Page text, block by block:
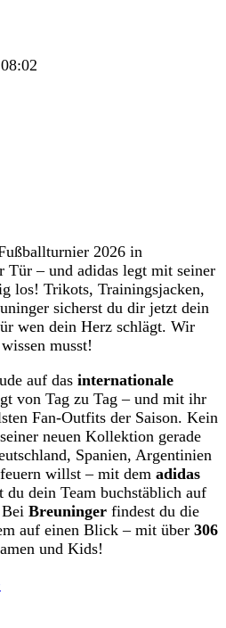
2026 in
Tür – und adidas legt mit seiner
los! Trikots, Trainingsjacken,
sicherst du dir jetzt dein
wen dein Herz schlägt. Wir
musst!
auf das internationale
von Tag zu Tag – und mit ihr
Fan-Outfits der Saison. Kein
neuen Kollektion gerade
Spanien, Argentinien
willst – mit dem adidas
du dein Team buchstäblich auf
Breuninger findest du die
auf einen Blick – mit über 306
und Kids!